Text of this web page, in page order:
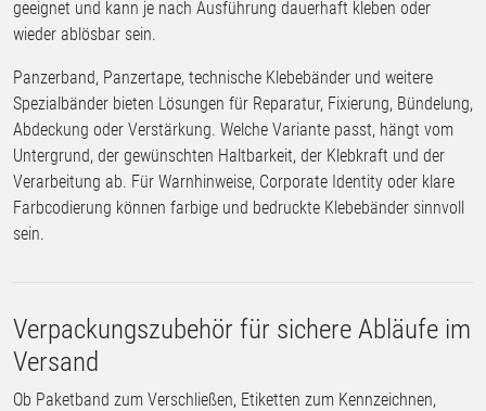
geeignet und kann je nach Ausführung dauerhaft kleben oder
wieder ablösbar sein.
Panzerband, Panzertape, technische Klebebänder und weitere
Spezialbänder bieten Lösungen für Reparatur, Fixierung, Bündelung,
Abdeckung oder Verstärkung. Welche Variante passt, hängt vom
Untergrund, der gewünschten Haltbarkeit, der Klebkraft und der
Verarbeitung ab. Für Warnhinweise, Corporate Identity oder klare
Farbcodierung können farbige und bedruckte Klebebänder sinnvoll
sein.
Verpackungszubehör für sichere Abläufe im
Versand
Ob Paketband zum Verschließen, Etiketten zum Kennzeichnen,